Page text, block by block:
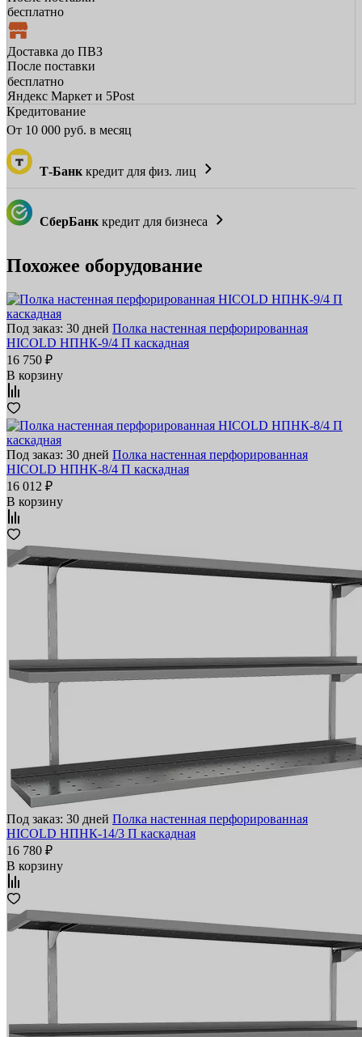
бесплатно
Доставка до ПВЗ
После поставки
бесплатно
Яндекс Маркет и 5Post
Кредитование
От 10 000 руб. в месяц
Т-Банк кредит для физ. лиц
СберБанк кредит для бизнеса
Похожее оборудование
Под заказ: 30 дней Полка настенная перфорированная
HICOLD НПНК-9/4 П каскадная
16 750 ₽
В корзину
Под заказ: 30 дней Полка настенная перфорированная
HICOLD НПНК-8/4 П каскадная
16 012 ₽
В корзину
Под заказ: 30 дней Полка настенная перфорированная
HICOLD НПНК-14/3 П каскадная
16 780 ₽
В корзину